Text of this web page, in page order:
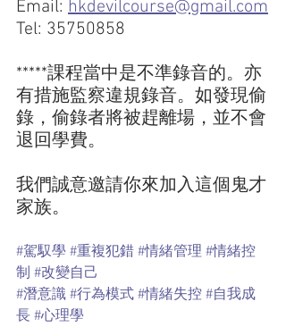
Email: hkdevilcourse@gmail.com
Tel: 35750858
*****課程當中是不準錄音的。亦
有措施監察違規錄音。如發現偷
錄，偷錄者將被趕離場，並不會
退回學費。
我們誠意邀請你來加入這個鬼才
家族。
#駕馭學 #重複犯錯 #情緒管理 #情緒控
制 #改變自己
#潛意識 #行為模式 #情緒失控 #自我成
長 #心理學